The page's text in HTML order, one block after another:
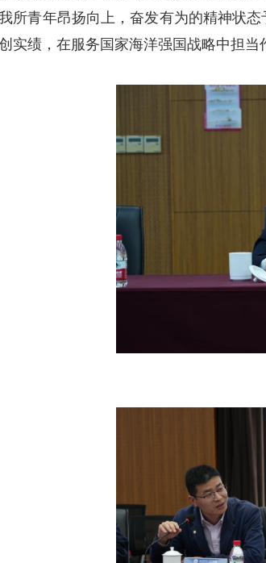
所青年昂扬向上，奋发有为的精神状
实绩，在服务国家海洋强国战略中担当